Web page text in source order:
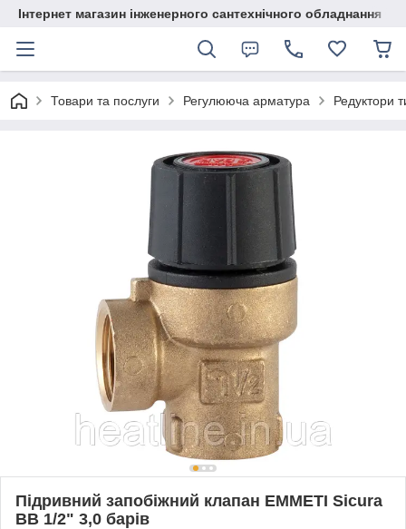
Інтернет магазин інженерного сантехнічного обладнання
Товари та послуги Регулююча арматура Редуктори
Підривний запобіжний клапан EMMETI Sicura
ВВ 1/2" 3,0 барів